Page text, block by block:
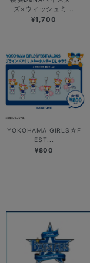
ズ×ウィッシュミ...
¥1,700
YOKOHAMA GIRLS☆F
EST...
¥800